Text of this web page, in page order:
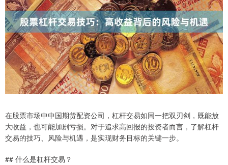
在股票市场中中国期货配资公司，杠杆交易如同一把双刃剑，既能放
大收益，也可能加剧亏损。对于追求高回报的投资者而言，了解杠杆
交易的技巧、风险与机遇，是实现财务目标的关键一步。
## 什么是杠杆交易？